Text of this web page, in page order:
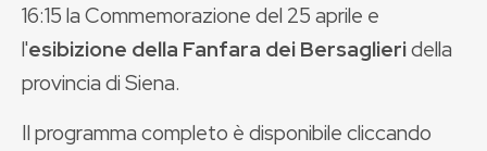
16:15 la Commemorazione del 25 aprile e
l'esibizione della Fanfara dei Bersaglieridella
provincia di Siena.
Il programma completo è disponibile cliccando